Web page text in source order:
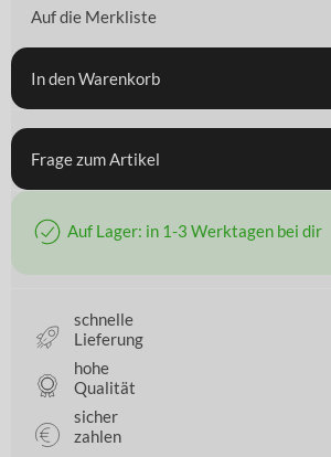
Auf die Merkliste
In den Warenkorb
Frage zum Artikel
Auf Lager: in 1-3 Werktagen bei dir
schnelle
Lieferung
hohe
Qualität
sicher
zahlen